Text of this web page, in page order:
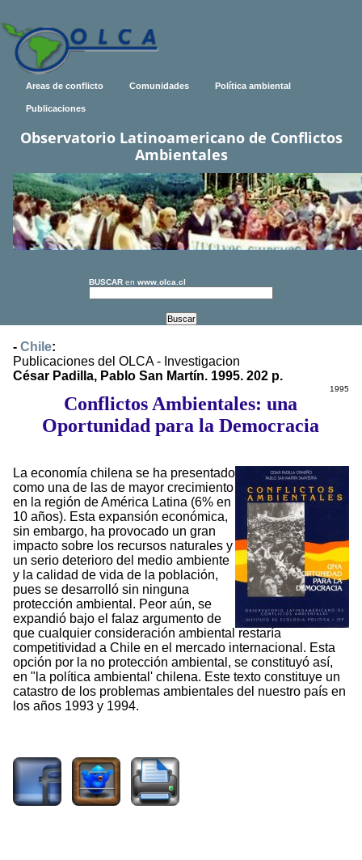
Areas de conflicto Comunidades Política ambiental
Publicaciones
Observatorio Latinoamericano de Conflictos
Ambientales
BUSCAR en www.olca.cl
- Chile:
Publicaciones del OLCA - Investigacion
César Padilla, Pablo San Martín. 1995. 202 p.
1995
Conflictos Ambientales: una
Oportunidad para la Democracia
La economía chilena se ha presentado
como una de las de mayor crecimiento
en la región de América Latina (6% en
10 años). Esta expansión económica,
sin embargo, ha provocado un gran
impacto sobre los recursos naturales y
un serio deterioro del medio ambiente
y la calidad de vida de la población,
pues se desarrolló sin ninguna
protección ambiental. Peor aún, se
expandió bajo el falaz argumento de
que cualquier consideración ambiental restaría
competitividad a Chile en el mercado internacional. Esta
opción por la no protección ambiental, se constituyó así,
en "la política ambiental' chilena. Este texto constituye un
catastro de los problemas ambientales del nuestro país en
los años 1993 y 1994.